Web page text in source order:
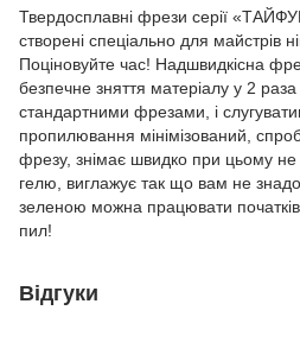
Твердосплавні фрези серії
створені спеціально для майстрів
Поціновуйте час! Надшвидкісна
безпечне зняття матеріалу у 2
стандартними фрезами, і
пропилювання мінімізований,
фрезу, знімає швидко при цьому не
гелю, виглажує так що вам не
зеленою можна працювати
пил!
Відгуки